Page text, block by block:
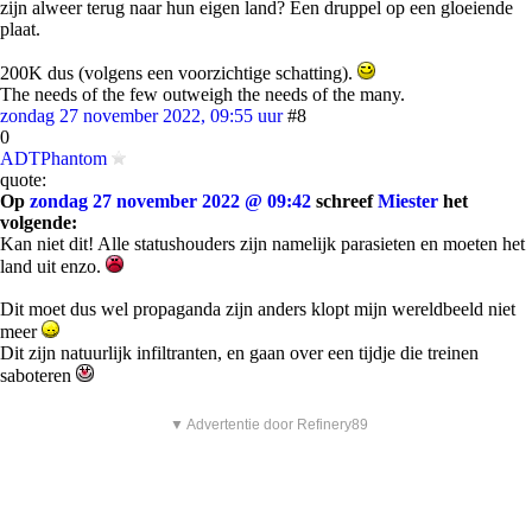
zijn alweer terug naar hun eigen land? Een druppel op een gloeiende
plaat.
200K dus (volgens een voorzichtige schatting).
The needs of the few outweigh the needs of the many.
zondag 27 november 2022, 09:55 uur #8
0
ADTPhantom
quote:
Op zondag 27 november 2022 @ 09:42 schreefMiester het
volgende:
Kan niet dit! Alle statushouders zijn namelijk parasieten en moeten het
land uit enzo.
Dit moet dus wel propaganda zijn anders klopt mijn wereldbeeld niet
meer
Dit zijn natuurlijk infiltranten, en gaan over een tijdje die treinen
saboteren
▼ Advertentie door Refinery89